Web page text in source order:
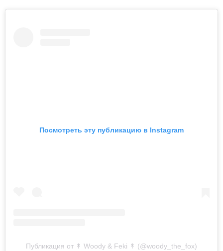
Посмотреть эту публикацию в Instagram
Публикация от ↟ Woody & Feki ↟ (@woody_the_fox)